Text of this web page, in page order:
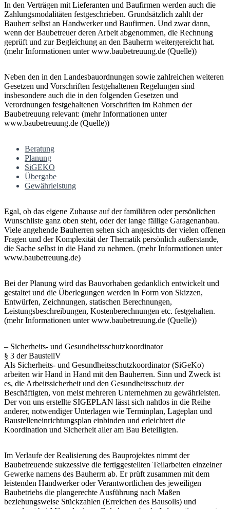
In den Verträgen mit Lieferanten und Baufirmen werden auch die
Zahlungsmodalitäten festgeschrieben. Grundsätzlich zahlt der
Bauherr selbst an Handwerker und Baufirmen. Und zwar dann,
wenn der Baubetreuer deren Arbeit abgenommen, die Rechnung
geprüft und zur Begleichung an den Bauherrn weitergereicht hat.
(mehr Informationen unter www.baubetreuung.de (Quelle))
Neben den in den Landesbauordnungen sowie zahlreichen weiteren
Gesetzen und Vorschriften festgehaltenen Regelungen sind
insbesondere auch die in den folgenden Gesetzen und
Verordnungen festgehaltenen Vorschriften im Rahmen der
Baubetreuung relevant: (mehr Informationen unter
www.baubetreuung.de (Quelle))
Beratung
Planung
SiGEKO
Übergabe
Gewährleistung
Egal, ob das eigene Zuhause auf der familiären oder persönlichen
Wunschliste ganz oben steht, oder der lange fällige Garagenanbau.
Viele angehende Bauherren sehen sich angesichts der vielen offenen
Fragen und der Komplexität der Thematik persönlich außerstande,
die Sache selbst in die Hand zu nehmen. (mehr Informationen unter
www.baubetreuung.de)
Bei der Planung wird das Bauvorhaben gedanklich entwickelt und
gestaltet und die Überlegungen werden in Form von Skizzen,
Entwürfen, Zeichnungen, statischen Berechnungen,
Leistungsbeschreibungen, Kostenberechnungen etc. festgehalten.
(mehr Informationen unter www.baubetreuung.de (Quelle))
– Sicherheits- und Gesundheitsschutzkoordinator
§ 3 der BaustellV
Als Sicherheits- und Gesundheitsschutzkoordinator (SiGeKo)
arbeiten wir Hand in Hand mit den Bauherren. Sinn und Zweck ist
es, die Arbeitssicherheit und den Gesundheitsschutz der
Beschäftigten, von meist mehreren Unternehmen zu gewährleisten.
Der von uns erstellte SIGEPLAN lässt sich nahtlos in die Reihe
anderer, notwendiger Unterlagen wie Terminplan, Lageplan und
Baustelleneinrichtungsplan einbinden und erleichtert die
Koordination und Sicherheit aller am Bau Beteiligten.
Im Verlaufe der Realisierung des Bauprojektes nimmt der
Baubetreuende sukzessive die fertiggestellten Teilarbeiten einzelner
Gewerke namens des Bauherrn ab. Er prüft zusammen mit dem
leistenden Handwerker oder Verantwortlichen des jeweiligen
Baubetriebs die plangerechte Ausführung nach Maßen
beziehungsweise Stückzahlen (Erreichen des Bausolls) und